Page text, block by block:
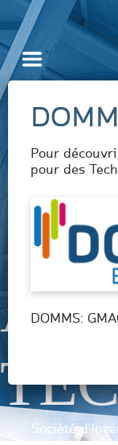
Société
Pour
pour des
DOMMS: